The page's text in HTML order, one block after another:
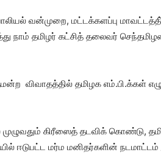
வன்முறை, மட்டக்களப்பு
நாம் தமிழர் கட்சித் தலைவர்
விவாதத்தில் தமிழக எம்.பி.க்கள்
கிரீஸைத் தடவிக் கொண்டு,
ஈடுபட்ட மர்ம மனிதர்களின் நடமாட்டம்